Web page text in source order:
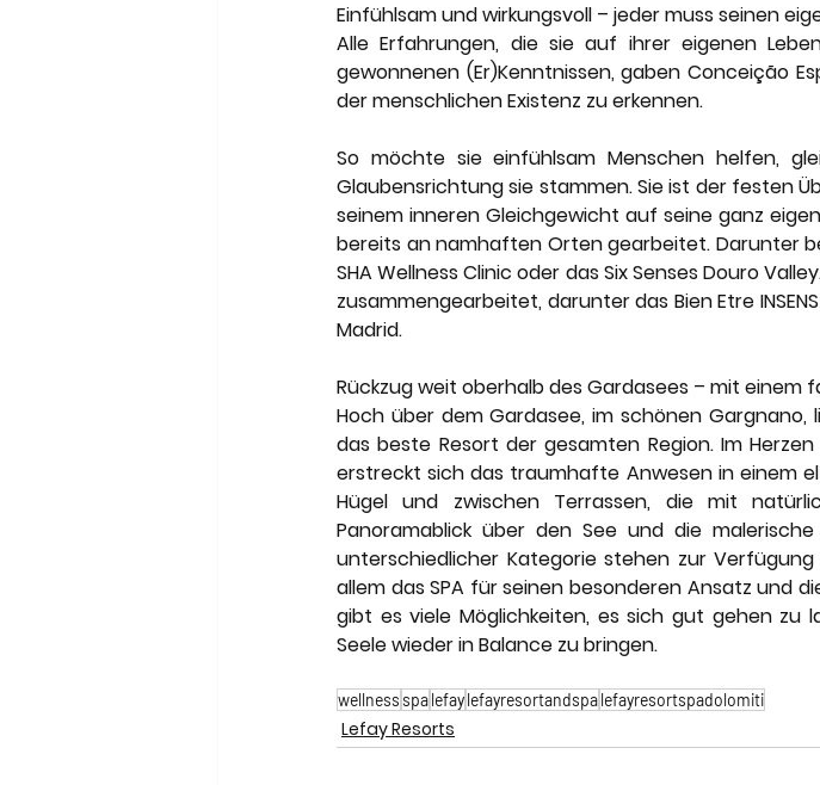
Einfühlsam und wirkungsvoll – jeder muss seinen
Alle Erfahrungen, die sie auf ihrer eigenen
gewonnenen (Er)Kenntnissen, gaben Conceição
der menschlichen Existenz zu erkennen.
So möchte sie einfühlsam Menschen helfen,
Glaubensrichtung sie stammen. Sie ist der festen
seinem inneren Gleichgewicht auf seine ganz
bereits an namhaften Orten gearbeitet. Darunter
SHA Wellness Clinic oder das Six Senses Douro
zusammengearbeitet, darunter das Bien Etre
Madrid.
Rückzug weit oberhalb des Gardasees – mit einem
Hoch über dem Gardasee, im schönen Gargnano,
das beste Resort der gesamten Region. Im
erstreckt sich das traumhafte Anwesen in einem
Hügel und zwischen Terrassen, die mit
Panoramablick über den See und die
unterschiedlicher Kategorie stehen zur
allem das SPA für seinen besonderen Ansatz und
gibt es viele Möglichkeiten, es sich gut gehen zu
Seele wieder in Balance zu bringen.
wellnessspalefaylefayresortandspalefayresortspadolomiti
Lefay Resorts